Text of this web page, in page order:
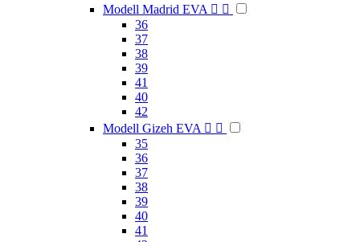
Modell Madrid EVA  
36
37
38
39
41
40
42
Modell Gizeh EVA  
35
36
37
38
39
40
41